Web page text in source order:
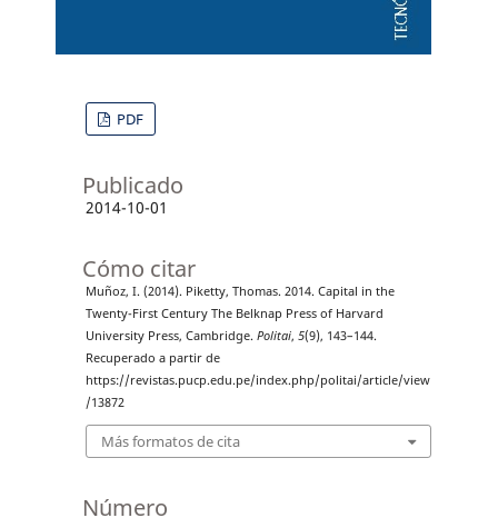
PDF
Publicado
2014-10-01
Cómo citar
Muñoz, I. (2014). Piketty, Thomas. 2014. Capital in the
Twenty-First Century The Belknap Press of Harvard
University Press, Cambridge. Politai, 5(9), 143–144.
Recuperado a partir de
https://revistas.pucp.edu.pe/index.php/politai/article/view
/13872
Más formatos de cita
Número